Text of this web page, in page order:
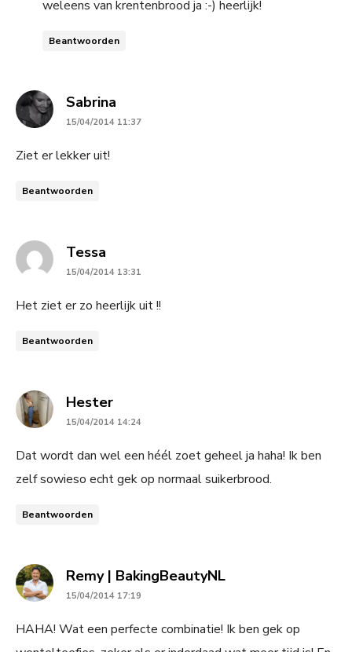
weleens van krentenbrood ja :-) heerlijk!
Beantwoorden
Sabrina
15/04/2014 11:37
Ziet er lekker uit!
Beantwoorden
Tessa
15/04/2014 13:31
Het ziet er zo heerlijk uit !!
Beantwoorden
Hestersays:
15/04/2014 14:24
Dat wordt dan wel een héél zoet geheel ja haha! Ik ben
zelf sowieso echt gek op normaal suikerbrood.
Beantwoorden
Remy | BakingBeautyNLsays:
15/04/2014 17:19
HAHA! Wat een perfecte combinatie! Ik ben gek op